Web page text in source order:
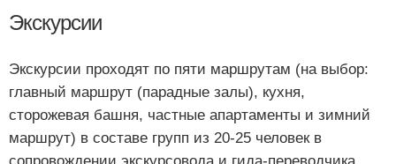
Экскурсии
Экскурсии проходят по пяти маршрутам (на выбор:
главный маршрут (парадные залы), кухня,
сторожевая башня, частные апартаменты и зимний
маршрут) в составе групп из 20-25 человек в
сопровождении экскурсовода и гида-переводчика